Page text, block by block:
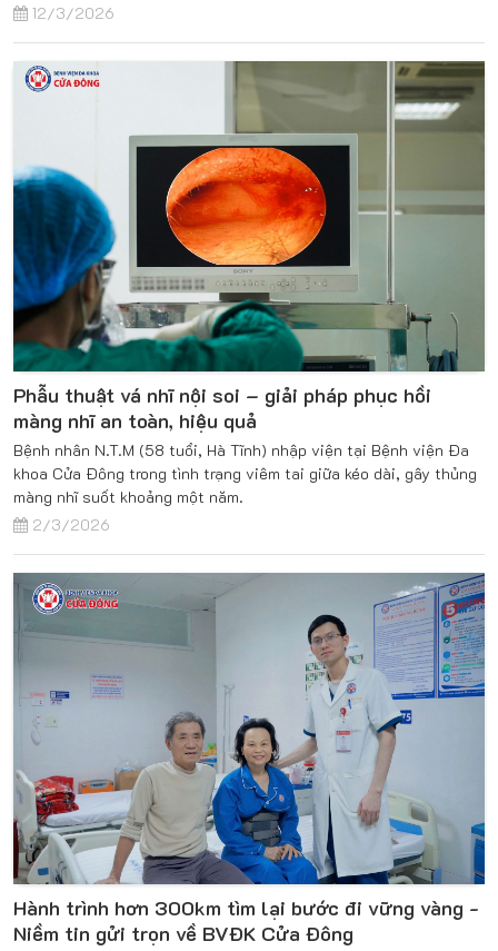
12/3/2026
Phẫu thuật vá nhĩ nội soi – giải pháp phục hồi
màng nhĩ an toàn, hiệu quả
Bệnh nhân N.T.M (58 tuổi, Hà Tĩnh) nhập viện tại Bệnh viện Đa
khoa Cửa Đông trong tình trạng viêm tai giữa kéo dài, gây thủng
màng nhĩ suốt khoảng một năm.
2/3/2026
Hành trình hơn 300km tìm lại bước đi vững vàng -
Niềm tin gửi trọn về BVĐK Cửa Đông